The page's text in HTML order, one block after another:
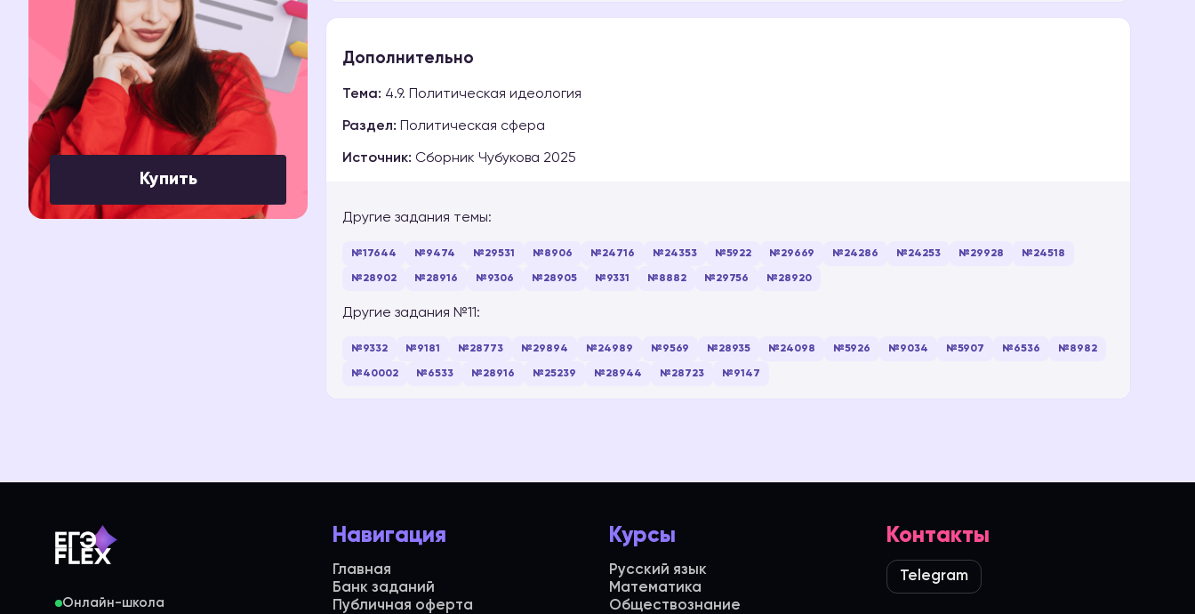
Дополнительно
Тема: 4.9. Политическая идеология
Раздел: Политическая сфера
Источник: Сборник Чубукова 2025
Другие задания темы:
№17644 №9474 №29531 №8906 №24716 №24353 №5922 №29669 №24286 №24253 №29928 №24518
№28902 №28916 №9306 №28905 №9331 №8882 №29756 №28920
Другие задания №11:
№9332 №9181 №28773 №29894 №24989 №9569 №28935 №24098 №5926 №9034 №5907 №6536 №8982
№40002 №6533 №28916 №25239 №28944 №28723 №9147
Купить
Онлайн-школа
Навигация
Главная
Банк заданий
Публичная оферта
Курсы
Русский язык
Математика
Обществознание
Контакты
Telegram